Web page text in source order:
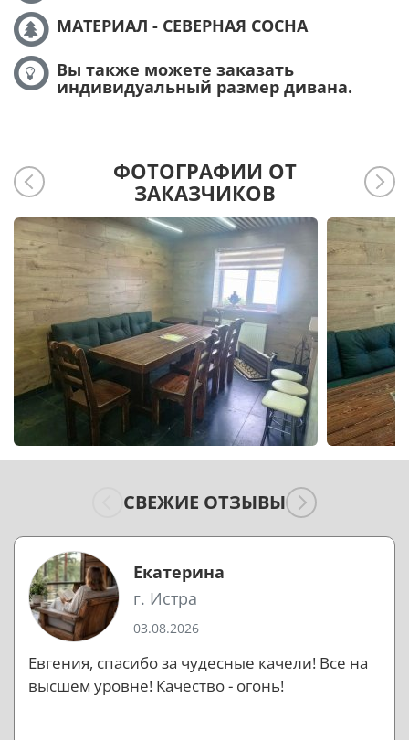
МАТЕРИАЛ - СЕВЕРНАЯ СОСНА
Вы также можете заказать
индивидуальный размер дивана.
ФОТОГРАФИИ ОТ
ЗАКАЗЧИКОВ
СВЕЖИЕ ОТЗЫВЫ
Екатерина
г. Истра
03.08.2026
Евгения, спасибо за чудесные качели! Все на
высшем уровне! Качество - огонь!